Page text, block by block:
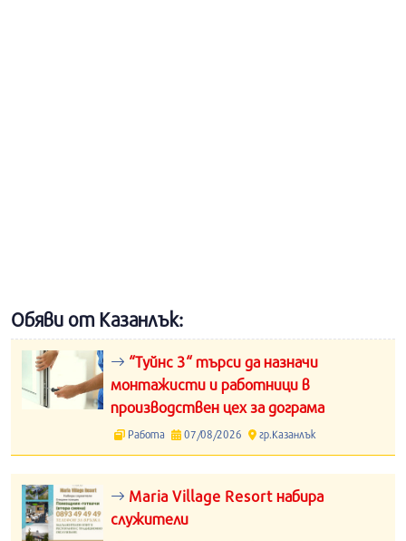
Обяви от Казанлък:
“Туйнс 3“ търси да назначи
монтажисти и работници в
производствен цех за дограма
Работа 07/08/2026 гр.Казанлък
Maria Village Resort набира
служители